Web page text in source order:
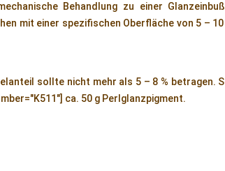
Behandlung zu einer
mit einer spezifischen Oberfläche von 5 –
sollte nicht mehr als 5 – 8 % betragen.
ca. 50 g Perlglanzpigment.